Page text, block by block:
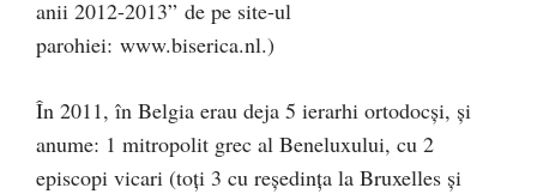
anii 2012-2013” de pe site-ul
parohiei: www.biserica.nl.)
În 2011, în Belgia erau deja 5 ierarhi ortodocși, și
anume: 1 mitropolit grec al Beneluxului, cu 2
episcopi vicari (toți 3 cu reședința la Bruxelles și